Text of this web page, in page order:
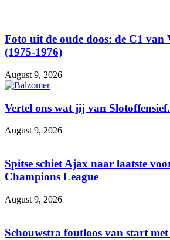
Foto uit de oude doos: de C1 van
(1975-1976)
August 9, 2026
Vertel ons wat jij van
August 9, 2026
Spitse schiet Ajax naar laatste
Champions League
August 9, 2026
Schouwstra foutloos van start